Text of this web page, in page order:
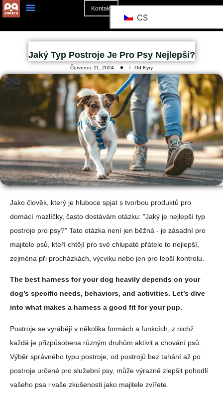
Kontakt
CS
Jaký Typ Postroje Je Pro Psy Nejlepší?
Červenec 11, 2024 Od Kyry
Jako člověk, který je hluboce spjat s tvorbou produktů pro
domácí mazlíčky, často dostávám otázku: "Jaký je nejlepší typ
postroje pro psy?" Tato otázka není jen běžná - je zásadní pro
majitele psů, kteří chtějí pro své chlupaté přátele to nejlepší,
zejména při procházkách, výcviku nebo jen pro lepší kontrolu.
The best harness for your dog heavily depends on your
dog’s specific needs, behaviors, and activities. Let’s dive
into what makes a harness a good fit for your pup.
Postroje se vyrábějí v několika formách a funkcích, z nichž
každá je přizpůsobena různým druhům aktivit a chování psů.
Výběr správného typu postroje, od postrojů bez tahání až po
postroje určené pro služební psy, může výrazně zlepšit pohodlí
vašeho psa i vaše zkušenosti jako majitele zvířete.